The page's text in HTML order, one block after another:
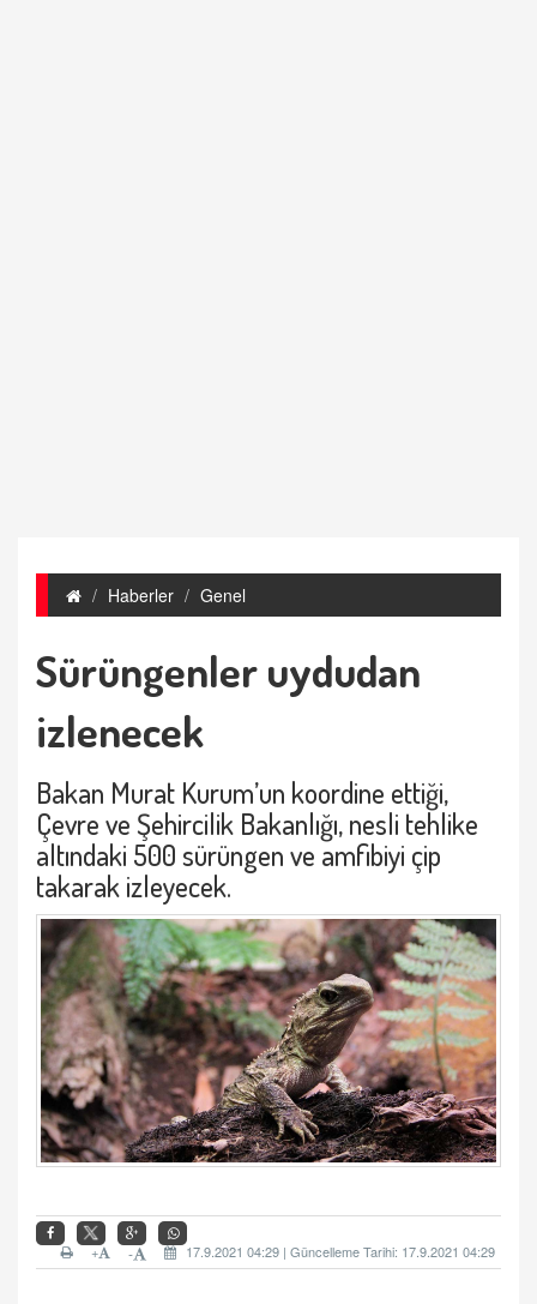
Haberler Genel
Sürüngenler uydudan
izlenecek
Bakan Murat Kurum’un koordine ettiği,
Çevre ve Şehircilik Bakanlığı, nesli tehlike
altındaki 500 sürüngen ve amfibiyi çip
takarak izleyecek.
17.9.2021 04:29 | Güncelleme Tarihi: 17.9.2021 04:29
-
+